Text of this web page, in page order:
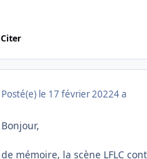
Citer
Posté(e) le 17 février 20224 a
Bonjour,
de mémoire, la scène LFLC